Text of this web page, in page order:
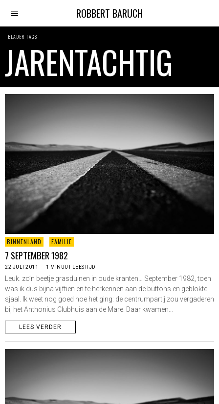
ROBBERT BARUCH
BLADER TAGS
JARENTACHTIG
BINNENLAND · FAMILIE
7 SEPTEMBER 1982
22 JULI 2011 1 MINUUT LEESTIJD
Leuk. zo’n beetje grasduinen in oude kranten… September 1982, toen
was ik dus bijna vijftien en te herkennen aan de buttons en geblokte
sjaal. Ik weet nog goed hoe het ging: de centrumpartij zou vergaderen
bij het Anthonius Clubhuis aan de Mare. Daar kwamen…
LEES VERDER